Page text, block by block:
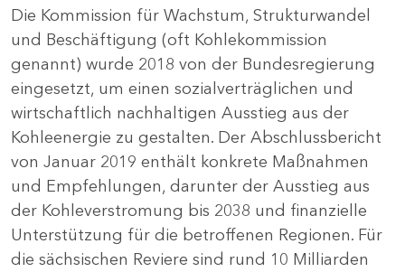
Die Kommission für Wachstum, Strukturwandel
und Beschäftigung (oft Kohlekommission
genannt) wurde 2018 von der Bundesregierung
eingesetzt, um einen sozialverträglichen und
wirtschaftlich nachhaltigen Ausstieg aus der
Kohleenergie zu gestalten. Der Abschlussbericht
von Januar 2019 enthält konkrete Maßnahmen
und Empfehlungen, darunter der Ausstieg aus
der Kohleverstromung bis 2038 und finanzielle
Unterstützung für die betroffenen Regionen. Für
die sächsischen Reviere sind rund 10 Milliarden